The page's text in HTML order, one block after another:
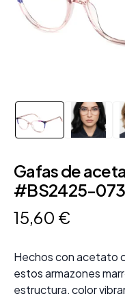
Gafas de
#BS2425-
15,60 €
Hechos con acetato
estos armazones
estructura, color